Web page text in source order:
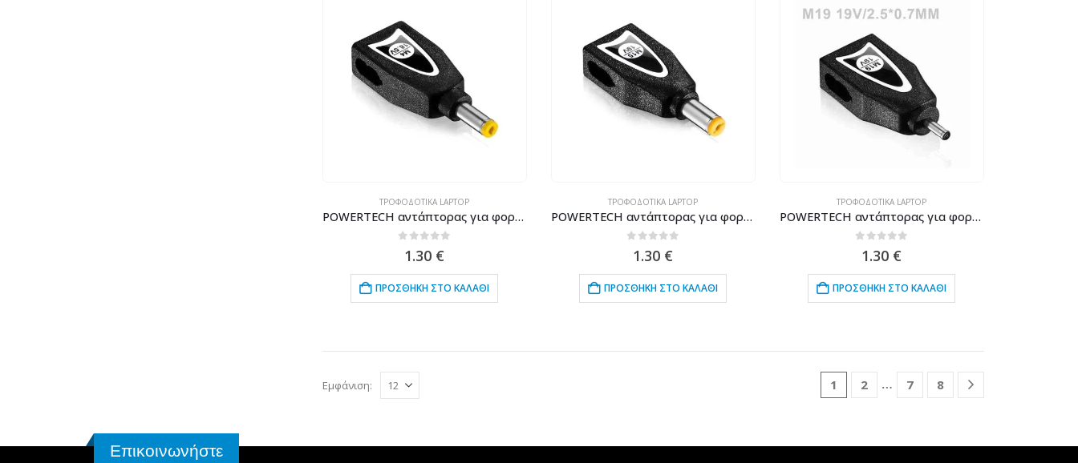
ΤΡΟΦΟΔΟΤΙΚΆ LAPTOP
POWERTECH αντάπτορας για φορτιστή laptop M4 για HP 4.8×1.7mm, 18.5V, μαύρος
1.30 €
ΠΡΟΣΘΉΚΗ ΣΤΟ ΚΑΛΆΘΙ
ΤΡΟΦΟΔΟΤΙΚΆ LAPTOP
POWERTECH αντάπτορας για φορτιστή laptop M15 για Acer/Liteon 5.5×1.7mm, 19V, μαύρος
1.30 €
ΠΡΟΣΘΉΚΗ ΣΤΟ ΚΑΛΆΘΙ
ΤΡΟΦΟΔΟΤΙΚΆ LAPTOP
POWERTECH αντάπτορας για φορτιστή laptop M19 για Asus 2.5×0.7mm, 19V, μαύρος
1.30 €
ΠΡΟΣΘΉΚΗ ΣΤΟ ΚΑΛΆΘΙ
Εμφάνιση: 1 2 … 7 8
Επικοινωνήστε